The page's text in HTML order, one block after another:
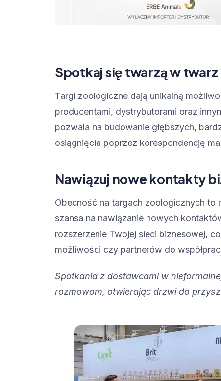
Spotkaj się twarzą w
Targi zoologiczne dają unikalną
producentami, dystrybutorami oraz
pozwala na budowanie głębszych,
osiągnięcia poprzez korespondencję
Nawiązuj nowe kontakty
Obecność na targach zoologicznych to
szansa na nawiązanie nowych
rozszerzenie Twojej sieci biznesowej,
możliwości czy partnerów do
Spotkania z dostawcami w
rozmowom, otwierając drzwi do